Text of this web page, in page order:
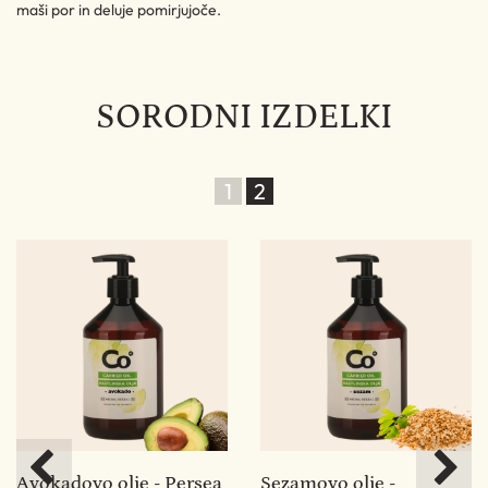
maši por in deluje pomirjujoče.
SORODNI IZDELKI
1 2
Avokadovo olje - Persea
Sezamovo olje -